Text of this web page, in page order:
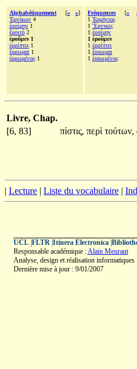
Alphabétiquement [« »]
Ἑρνίκων 4
ἐροίμην 1
ἔροιτό 2
ἐροῦμεν 1
ἐρρίπτει 1
ἔρρωμαι 1
ἐρρωμένος 1
Fréquences [«
1 Ἑρμήνιος
1 Ἕρνικες
1 ἐροίμην
1 ἐροῦμεν
1 ἐρρίπτει
1 ἔρρωμαι
1 ἐρρωμένος
Livre, Chap.
[6, 83]
πίστις, περὶ τούτων,
| Lecture | Liste du vocabulaire |
UCL| FLTR| Itinera Electronica|
Responsable académique :Alain Meurant
Analyse, design et réalisation informatiques
Dernière mise à jour : 9/01/2007